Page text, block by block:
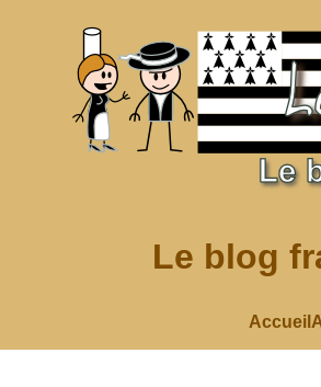
Le blog
Accueil